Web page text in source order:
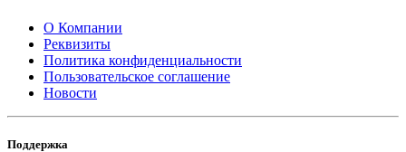
О Компании
Реквизиты
Политика конфиденциальности
Пользовательское соглашение
Новости
Поддержка